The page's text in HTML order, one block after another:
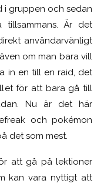
i gruppen och sedan
Är det
användarvänligt
om man bara vill
in en till en raid, det
för att bara gå till
Nu är det här
och pokémon
det som mest.
att gå på lektioner
kan vara nyttigt att